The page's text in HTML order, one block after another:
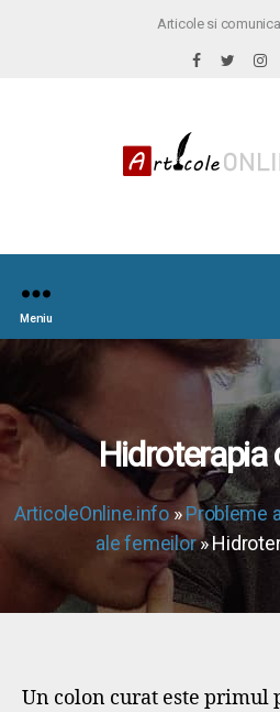
Articole si
Meniu
Hidroterapia
ArticoleOnline.info»Probleme
ale femeilor»
Un colon curat este primul